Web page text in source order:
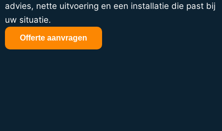
advies, nette uitvoering en een installatie die past bij
uw situatie.
Offerte aanvragen